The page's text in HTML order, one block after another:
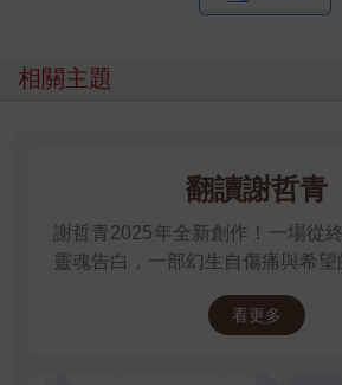
相關主題
翻讀謝哲青
謝哲青2025年全新創作！一場從
靈魂告白，一部幻生自傷痛與希望
看更多